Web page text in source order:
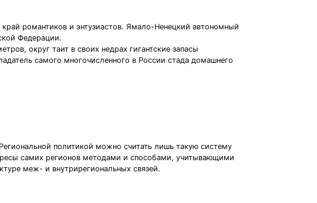
романтиков и энтузиастов. Ямало-Ненецкий автономный
Федерации.
округ таит в своих недрах гигантские запасы
самого многочисленного в России стада домашнего
политикой можно считать лишь такую систему
самих регионов методами и способами, учитывающими
меж- и внутрирегиональных связей.